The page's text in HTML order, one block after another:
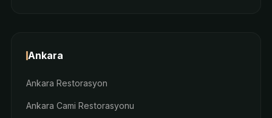
Ankara
Ankara Restorasyon
Ankara Cami Restorasyonu